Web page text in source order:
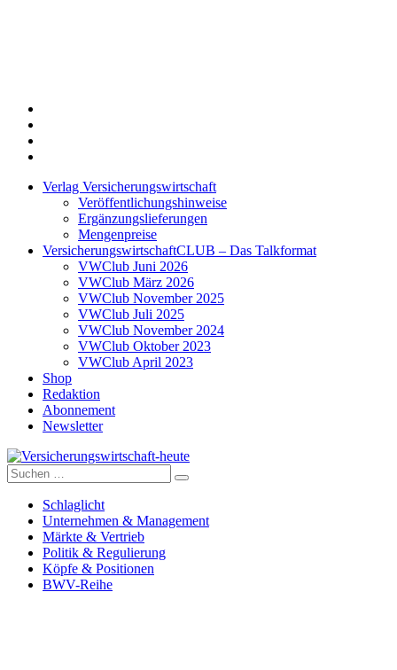
Verlag Versicherungswirtschaft
Veröffentlichungshinweise
Ergänzungslieferungen
Mengenpreise
VersicherungswirtschaftCLUB – Das Talkformat
VWClub Juni 2026
VWClub März 2026
VWClub November 2025
VWClub Juli 2025
VWClub November 2024
VWClub Oktober 2023
VWClub April 2023
Shop
Redaktion
Abonnement
Newsletter
Versicherungswirtschaft-heute
Suche
nach:
Schlaglicht
Unternehmen & Management
Märkte & Vertrieb
Politik & Regulierung
Köpfe & Positionen
BWV-Reihe